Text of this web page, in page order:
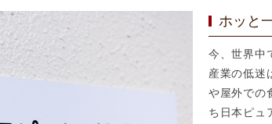
ホッと
今、世界中
産業の低迷
や屋外での
ち日本ピュ